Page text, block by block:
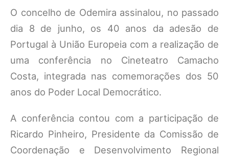
O concelho de Odemira assinalou, no passado
dia 8 de junho, os 40 anos da adesão de
Portugal à União Europeia com a realização de
uma conferência no Cineteatro Camacho
Costa, integrada nas comemorações dos 50
anos do Poder Local Democrático.
A conferência contou com a participação de
Ricardo Pinheiro, Presidente da Comissão de
Coordenação e Desenvolvimento Regional